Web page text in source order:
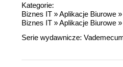
Kategorie:
Biznes IT »Aplikacje Biurowe »
Biznes IT »Aplikacje Biurowe »
Serie wydawnicze: